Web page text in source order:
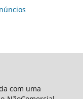
com uma